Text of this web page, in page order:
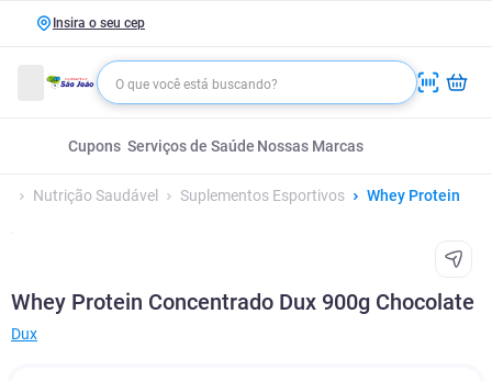
Insira o seu cep
Cupons Serviços de Saúde Nossas Marcas
Nutrição Saudável Suplementos Esportivos Whey Protein
Whey Protein Concentrado Dux 900g Chocolate
Dux